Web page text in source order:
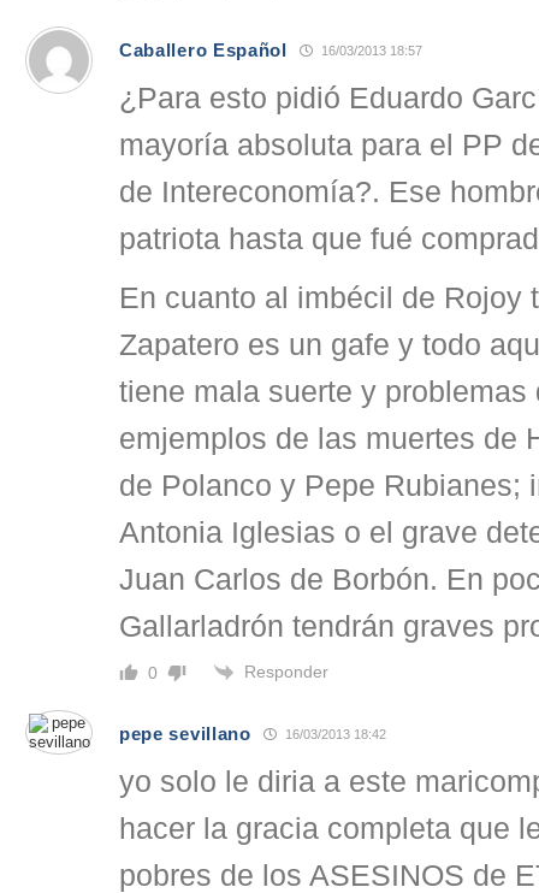
Caballero Español 16/03/2013 18:57
¿Para esto pidió Eduardo
mayoría absoluta para el PP
de Intereconomía?. Ese
patriota hasta que fué
En cuanto al imbécil de Rojoy
Zapatero es un gafe y todo
tiene mala suerte y problemas
emjemplos de las muertes de
de Polanco y Pepe Rubianes;
Antonia Iglesias o el grave
Juan Carlos de Borbón. En
Gallarladrón tendrán graves
0 Responder
pepe sevillano 16/03/2013 18:42
yo solo le diria a este
hacer la gracia completa que
pobres de los ASESINOS de